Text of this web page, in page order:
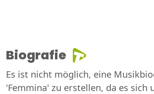
Biografie
Es ist nicht möglich, eine
'Femmina' zu erstellen, da es sich